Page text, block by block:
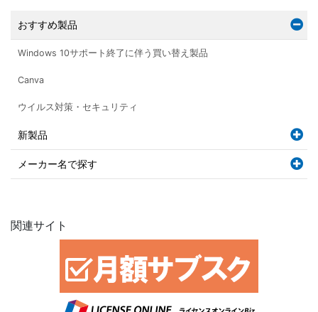
おすすめ製品
Windows 10サポート終了に伴う買い替え製品
Canva
ウイルス対策・セキュリティ
新製品
メーカー名で探す
関連サイト